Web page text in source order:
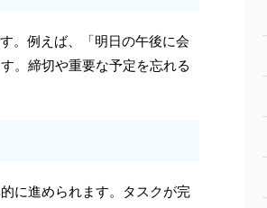
。例えば、「明日の午後に会
。締切や重要な予定を忘れる
に進められます。タスクが完